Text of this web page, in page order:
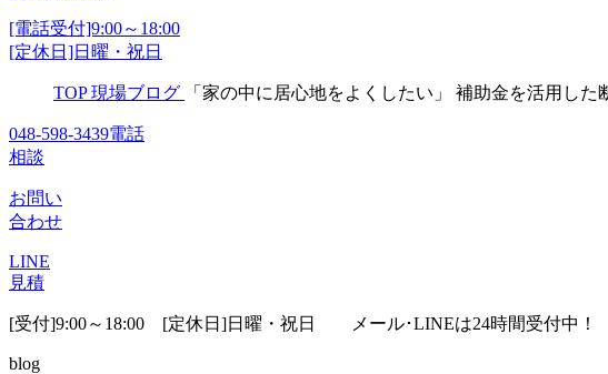
[電話受付]9:00～18:00
[定休日]日曜・祝日
TOP 現場ブログ 「家の中に居心地をよくしたい」 補助金を活用し
048-598-3439電話
相談
お問い
合わせ
LINE
見積
[受付]9:00～18:00 [定休日]日曜・祝日 メール･LINEは24時間受付中！
blog